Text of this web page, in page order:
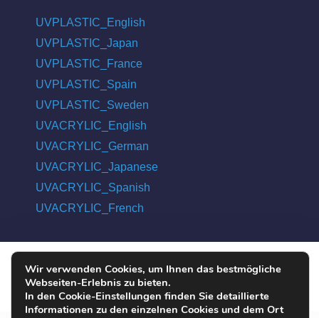
UVPLASTIC_English
UVPLASTIC_Japan
UVPLASTIC_France
UVPLASTIC_Spain
UVPLASTIC_Sweden
UVACRYLIC_English
UVACRYLIC_German
UVACRYLIC_Japanese
UVACRYLIC_Spanish
UVACRYLIC_French
COPYRIGHT © 2004 - 2026 UVPLASTIC MATERIAL TECHNOLOGY
CO., LTD. ALL RIGHTS RESERVED
Wir verwenden Cookies, um Ihnen das bestmögliche
Webseiten-Erlebnis zu bieten.
In den Cookie-Einstellungen finden Sie detaillierte
Informationen zu den einzelnen Cookies und dem Ort